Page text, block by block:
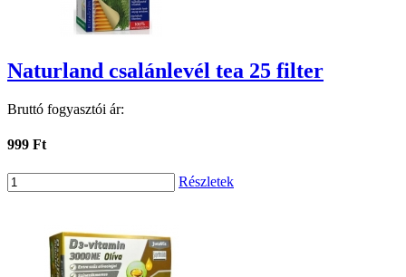
Naturland csalánlevél tea 25 filter
Bruttó fogyasztói ár:
999 Ft
Részletek